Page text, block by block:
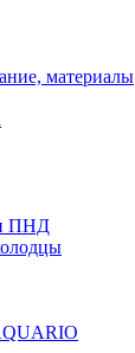
материалы
ПНД